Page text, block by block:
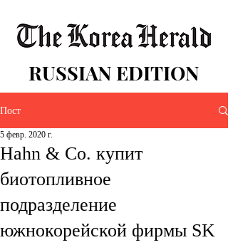
RUSSIAN EDITION
Пост
Hahn & Co. купит
биотопливное
подразделение
южнокорейской фирмы SK
5 февр. 2020 г.